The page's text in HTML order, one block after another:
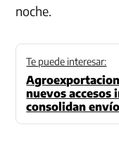
noche.
Te puede interesar:
nuevos accesos
consolidan